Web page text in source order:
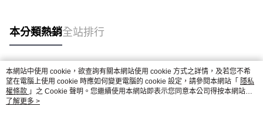
本分類熱銷全站排行
熱門標籤
本網站中使用 cookie，欲查詢有關本網站使用 cookie 方式之詳情，及若您不希
望在電腦上使用 cookie 時應如何變更電腦的 cookie 設定，請參閱本網站「 隱私
權條款 」之 Cookie 聲明。您繼續使用本網站即表示您同意本公司得按本網站使
用條款之 Cookie 聲明使用 cookie。
了解更多 >